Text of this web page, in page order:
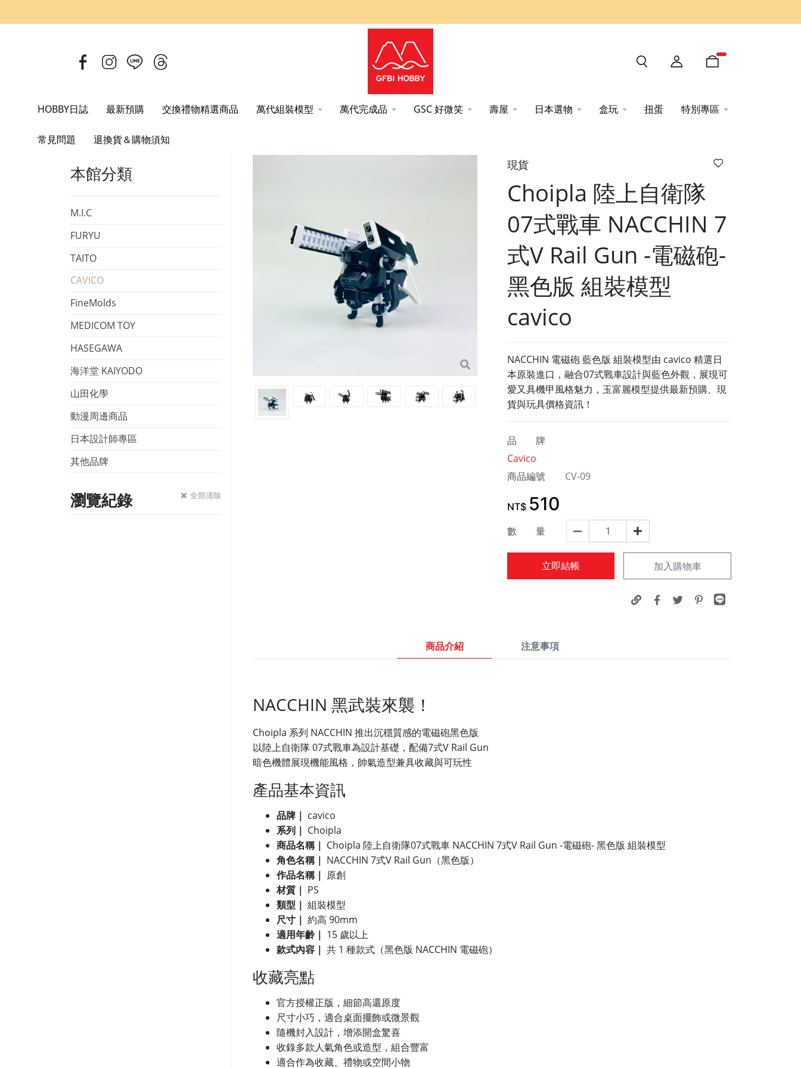
HOBBY日誌 最新預購 交換禮物精選商品 萬代組裝模型 萬代完成品 GSC 好微笑 壽屋 日本選物 盒玩 扭蛋 特別專區
常見問題 退換貨＆購物須知
Home 日本選物 CAVICO Choipla 陸上自衛隊07式戰車 NACCHIN 7式V Rail Gun -電磁砲- 黑色版 組裝模型 cavico
本館分類
M.I.C
FURYU
TAITO
CAVICO
FineMolds
MEDICOM TOY
HASEGAWA
海洋堂 KAIYODO
山田化學
動漫周邊商品
日本設計師專區
其他品牌
瀏覽紀錄 全部清除
現貨
Choipla 陸上自衛隊
07式戰車 NACCHIN 7
式V Rail Gun -電磁砲-
黑色版 組裝模型
cavico
NACCHIN 電磁砲 藍色版 組裝模型由 cavico 精選日
本原裝進口，融合07式戰車設計與藍色外觀，展現可
愛又具機甲風格魅力，玉富麗模型提供最新預購、現
貨與玩具價格資訊！
品 牌
Cavico
商品編號
CV-09
NT$ 510
數 量
立即結帳 加入購物車
商品介紹 注意事項
NACCHIN 黑武裝來襲！
Choipla 系列 NACCHIN 推出沉穩質感的電磁砲黑色版
以陸上自衛隊 07式戰車為設計基礎，配備7式V Rail Gun
暗色機體展現機能風格，帥氣造型兼具收藏與可玩性
產品基本資訊
品牌｜ cavico
系列｜ Choipla
商品名稱｜ Choipla 陸上自衛隊07式戰車 NACCHIN 7式V Rail Gun -電磁砲- 黑色版 組裝模型
角色名稱｜ NACCHIN 7式V Rail Gun（黑色版）
作品名稱｜ 原創
材質｜ PS
類型｜ 組裝模型
尺寸｜ 約高 90mm
適用年齡｜ 15 歲以上
款式內容｜ 共 1 種款式（黑色版 NACCHIN 電磁砲）
收藏亮點
官方授權正版，細節高還原度
尺寸小巧，適合桌面擺飾或微景觀
隨機封入設計，增添開盒驚喜
收錄多款人氣角色或造型，組合豐富
適合作為收藏、禮物或空間小物